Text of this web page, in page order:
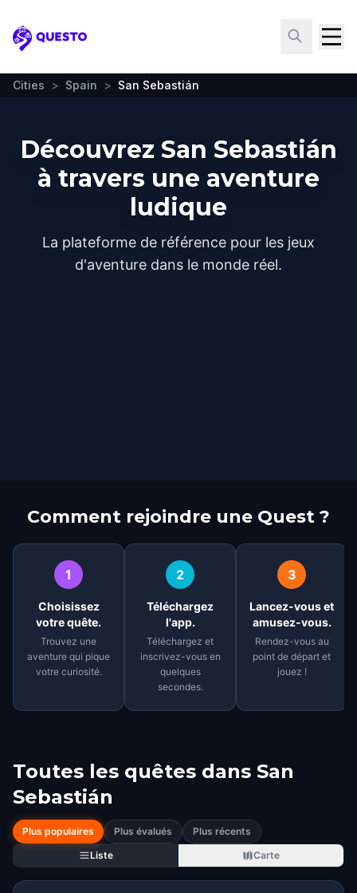
Questo
Cities > Spain > San Sebastián
Découvrez San Sebastián
à travers une aventure
ludique
La plateforme de référence pour les jeux
d'aventure dans le monde réel.
Comment rejoindre une Quest ?
1
Choisissez
votre quête.
Trouvez une
aventure qui pique
votre curiosité.
2
Téléchargez
l'app.
Téléchargez et
inscrivez-vous en
quelques
secondes.
3
Lancez-vous et
amusez-vous.
Rendez-vous au
point de départ et
jouez !
Toutes les quêtes dans San
Sebastián
Plus populaires Plus évalués
Plus récents
Liste
Carte